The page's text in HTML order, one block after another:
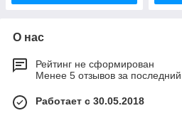
О нас
Рейтинг не сформирован
Менее 5 отзывов за последний
Работает с 30.05.2018